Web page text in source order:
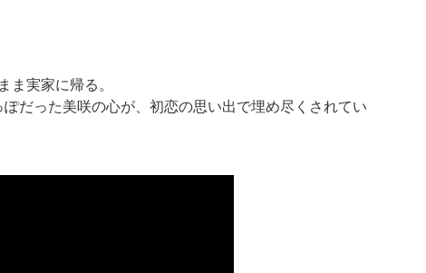
実家に帰る。
だった美咲の心が、初恋の思い出で埋め尽くされてい